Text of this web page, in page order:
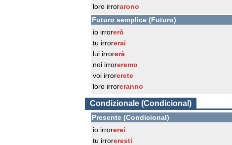
loro irrorarono
Futuro semplice (Futuro)
io irrorerò
tu irrorerai
lui irrorerà
noi irroreremo
voi irrorerete
loro irroreranno
Condizionale (Condicional)
Presente (Condicional)
io irrorerei
tu irroreresti